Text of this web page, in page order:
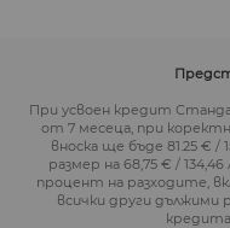
При усвоен кредит
от 7 месеца, при
вноска ще бъде 81.25 € /
размер на 68,75 € /
процент на разходите,
всички други дължими
кредита